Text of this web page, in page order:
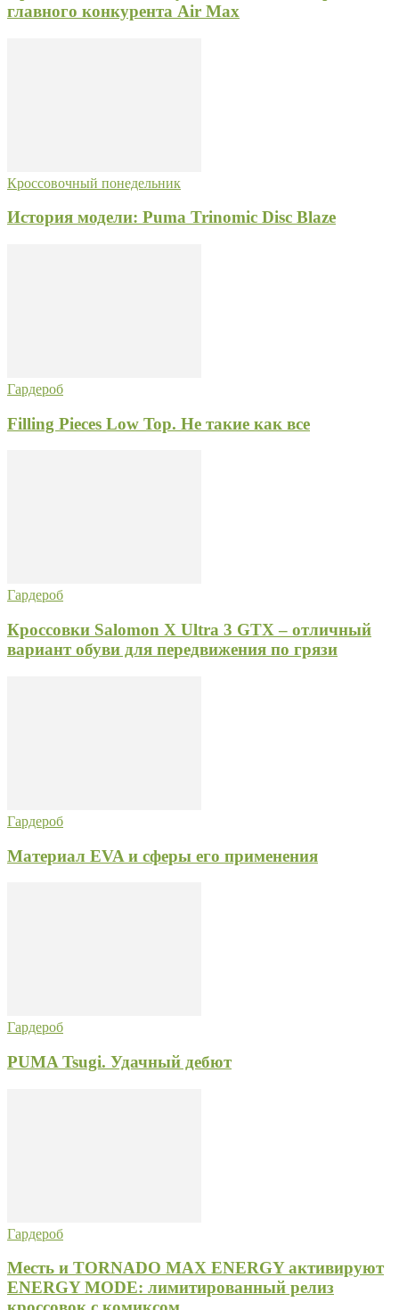
главного конкурента Air Max
Кроссовочный понедельник
История модели: Puma Trinomic Disc Blaze
Гардероб
Filling Pieces Low Top. Не такие как все
Гардероб
Кроссовки Salomon X Ultra 3 GTX – отличный
вариант обуви для передвижения по грязи
Гардероб
Материал EVA и сферы его применения
Гардероб
PUMA Tsugi. Удачный дебют
Гардероб
Месть и TORNADO MAX ENERGY активируют
ENERGY MODE: лимитированный релиз